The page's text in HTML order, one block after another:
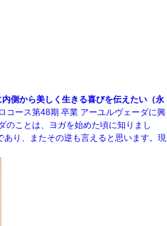
内側から美しく生きる喜びを伝えたい（永
ース第48期 卒業 アーユルヴェーダに興
のことは、ヨガを始めた頃に知りまし
り、またその逆も言えると思います。現